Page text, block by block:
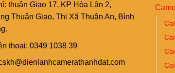
thuận Giao 17, KP Hòa Lân 2,
Thuận Giao, Thị Xã Thuận An, Bình
thoại: 0349 1038 39